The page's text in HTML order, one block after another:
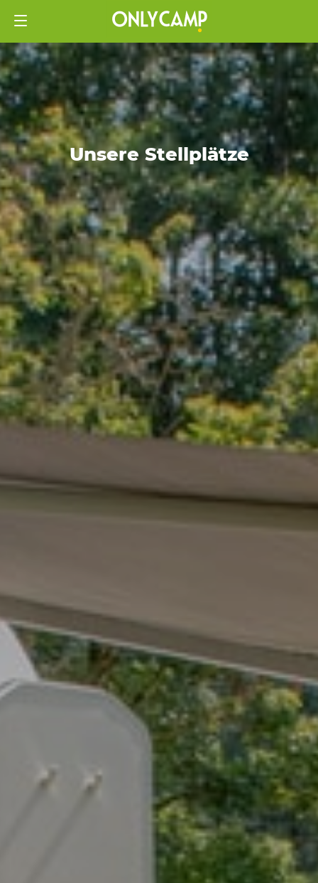
Unsere Stellplätze